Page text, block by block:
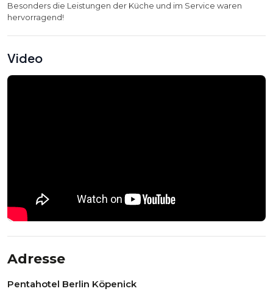
Besonders die Leistungen der Küche und im Service waren
hervorragend!
Video
Adresse
Pentahotel Berlin Köpenick